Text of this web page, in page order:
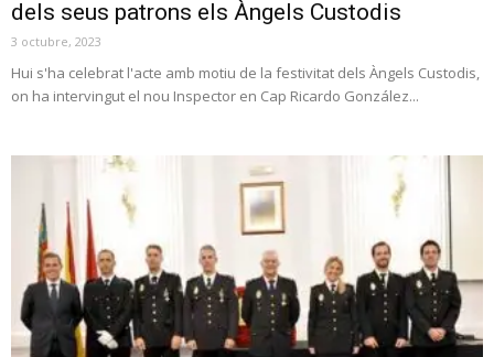
dels seus patrons els Àngels Custodis
3 octubre, 2023
Hui s'ha celebrat l'acte amb motiu de la festivitat dels Àngels Custodis,
on ha intervingut el nou Inspector en Cap Ricardo González...